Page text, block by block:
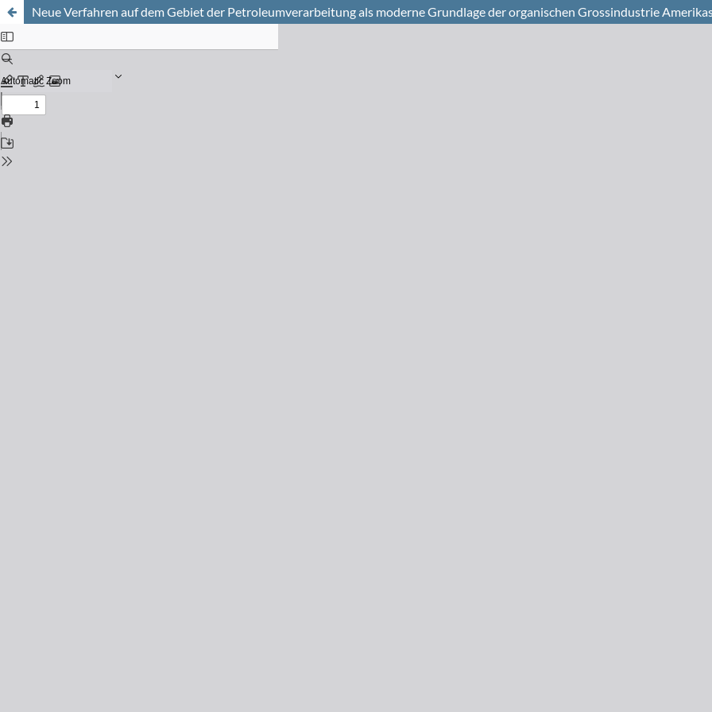
Neue Verfahren auf dem Gebiet der Petroleumverarbeitung als moderne Grundlage der organischen Grossindustrie